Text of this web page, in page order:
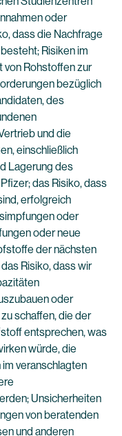
oder
dass die Nachfrage
Risiken im
von Rohstoffen zur
bezüglich
des
und die
einschließlich
Lagerung des
das Risiko, dass
erfolgreich
oder
oder neue
der nächsten
Risiko, dass wir
oder
schaffen, die der
entsprechen, was
würde, die
veranschlagten
Unsicherheiten
von beratenden
und anderen